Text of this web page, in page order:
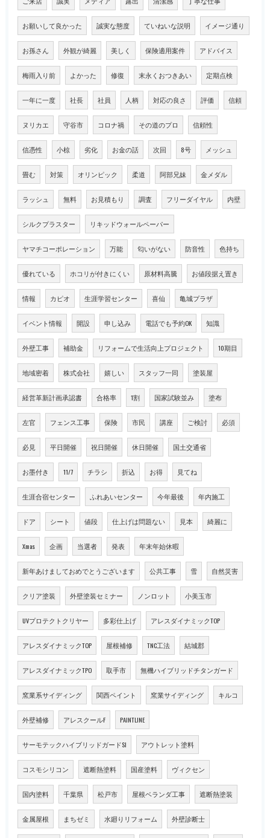
お願いして良かった 誠実な態度 ていねいな説明 イメージ通り
お孫さん 外観が綺麗 美しく 保険適用案件 アドバイス
梅雨入り前 よかった 修復 末永くおつきあい 定期点検
一年に一度 社長 社員 人柄 対応の良さ 評価 信頼
ヌリカエ 守谷市 コロナ禍 その道のプロ 信頼性
信憑性 小椋 劣化 お金の話 次回 8号 メッシュ
畳む 対策 オリンピック 柔道 阿部兄妹 金メダル
ラッシュ 無料 お見積もり 調査 フリーダイヤル 内壁
シルクプラスター リキッドウォールペーパー
ヤマチコーポレーション 万能 匂いがない 防音性 色持ち
優れている ホコリが付きにくい 原材料高騰 お値段据え置き
情報 カピオ 生涯学習センター 喜仙 亀城プラザ
イベント情報 開設 申し込み 電話でも予約OK 知識
外壁工事 補助金 リフォームで生活向上プロジェクト 10期目
地域密着 株式会社 嬉しい スタッフ一同 塗装屋
経営革新計画承認書 合格率 1割 国家試験並み 塗布
左官 フェンス工事 保険 市民 講座 ご検討 必須
必見 平日開催 祝日開催 休日開催 国土交通省
お墨付き 11/7 チラシ 折込 お得 見てね
生涯合宿センター ふれあいセンター 今年最後 年内施工
ドア シート 値段 仕上げは問題ない 見本 綺麗に
Xmas 企画 当選者 発表 年末年始休暇
新年あけましておめでとうございます 公共工事 雪 自然災害
クリア塗装 外壁塗装セミナー ノンロット 小美玉市
UVプロテクトクリヤー 多彩仕上げ アレスダイナミックTOP
アレスダイナミックTOP 屋根補修 TNC工法 結城郡
アレスダイナミックTPO 取手市 無機ハイブリッドチタンガード
窯業系サイディング 関西ペイント 窯業サイディング キルコ
外壁補修 アレスクールF PAINTLINE
サーモテックハイブリッドガードSI アウトレット塗料
コスモシリコン 遮断熱塗料 国産塗料 ヴィクセン
国内塗料 千葉県 松戸市 屋根ベランダ工事 遮断熱塗装
金属屋根 まちゼミ 水廻りリフォーム 外壁診断士